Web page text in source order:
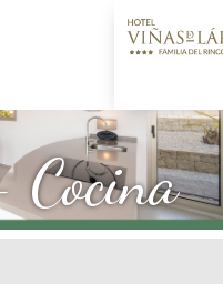
Cocina